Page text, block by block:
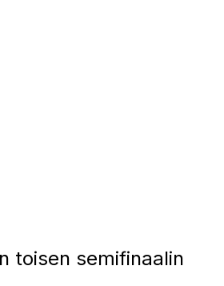
toisen semifinaalin